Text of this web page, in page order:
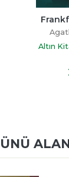
Noel
Altın